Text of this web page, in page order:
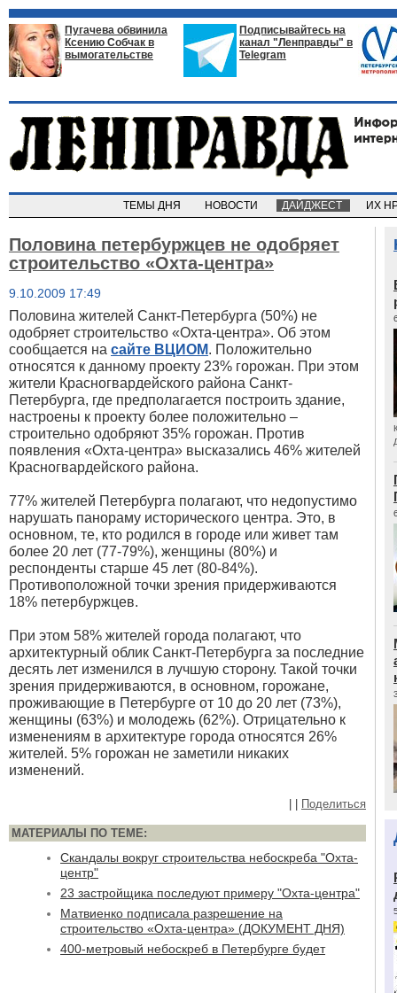
Пугачева обвинила
Ксению Собчак в
вымогательстве
Подписывайтесь на
канал "Ленправды" в
Telegram
ТЕМЫ ДНЯ НОВОСТИ ДАЙДЖЕСТ ИХ
Половина петербуржцев не одобряет
строительство «Охта-центра»
9.10.2009 17:49
Половина жителей Санкт-Петербурга (50%) не
одобряет строительство «Охта-центра». Об этом
сообщается на сайте ВЦИОМ. Положительно
относятся к данному проекту 23% горожан. При этом
жители Красногвардейского района Санкт-
Петербурга, где предполагается построить здание,
настроены к проекту более положительно –
строительно одобряют 35% горожан. Против
появления «Охта-центра» высказались 46% жителей
Красногвардейского района.
77% жителей Петербурга полагают, что недопустимо
нарушать панораму исторического центра. Это, в
основном, те, кто родился в городе или живет там
более 20 лет (77-79%), женщины (80%) и
респонденты старше 45 лет (80-84%).
Противоположной точки зрения придерживаются
18% петербуржцев.
При этом 58% жителей города полагают, что
архитектурный облик Санкт-Петербурга за последние
десять лет изменился в лучшую сторону. Такой точки
зрения придерживаются, в основном, горожане,
проживающие в Петербурге от 10 до 20 лет (73%),
женщины (63%) и молодежь (62%). Отрицательно к
изменениям в архитектуре города относятся 26%
жителей. 5% горожан не заметили никаких
изменений.
Поделиться
МАТЕРИАЛЫ ПО ТЕМЕ:
Скандалы вокруг строительства небоскреба "Охта-
центр"
23 застройщика последуют примеру "Охта-центра"
Матвиенко подписала разрешение на
строительство «Охта-центра» (ДОКУМЕНТ ДНЯ)
400-метровый небоскреб в Петербурге будет